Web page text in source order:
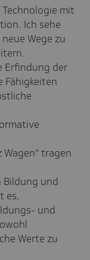
mit
Ich sehe
Wege zu
Erfindung der
Fähigkeiten
Wagen" tragen
Bildung und
es,
und
Werte zu